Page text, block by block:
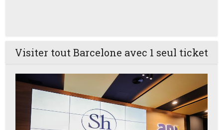
Visiter tout Barcelone avec 1 seul ticket